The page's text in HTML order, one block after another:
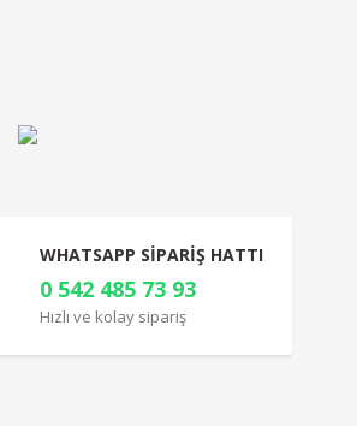
WHATSAPP SİPARİŞ HATTI
0 542 485 73 93
Hızlı ve kolay sipariş